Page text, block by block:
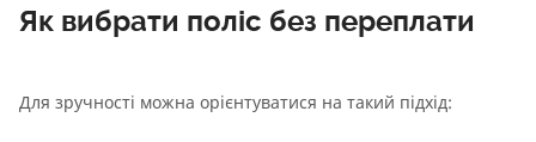
Як вибрати поліс без переплати
Для зручності можна орієнтуватися на такий підхід: